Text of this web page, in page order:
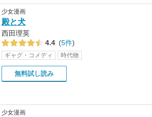
少女漫画
殿と犬
西田理英
4.4 (5件)
ギャグ・コメディ 時代物
無料試し読み
少女漫画